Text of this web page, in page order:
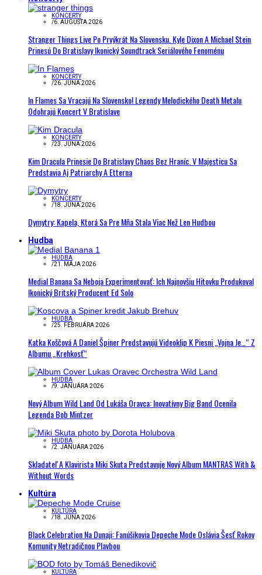
KONCERTY
/6. AUGUSTA 2026
Stranger Things Live Po Prvýkrát Na Slovensku. Kyle Dixon A Michael Stein
Prinesú Do Bratislavy Ikonický Soundtrack Seriálového Fenoménu
KONCERTY
/26. JÚNA 2026
In Flames Sa Vracajú Na Slovensko! Legendy Melodického Death Metalu
Odohrajú Koncert V Bratislave
KONCERTY
/23. JÚNA 2026
Kim Dracula Prinesie Do Bratislavy Chaos Bez Hraníc. V Majesticu Sa
Predstavia Aj Patriarchy A Etterna
KONCERTY
/18. JÚNA 2026
Dymytry: Kapela, Ktorá Sa Pre Mňa Stala Viac Než Len Hudbou
Hudba
HUDBA
/21. MÁJA 2026
Medial Banana Sa Neboja Experimentovať: Ich Najnovšiu Hitovku Produkoval
Ikonický Britský Producent Ed Solo
HUDBA
/25. FEBRUÁRA 2026
Katka Koščová A Daniel Špiner Predstavujú Videoklip K Piesni „Vojna Je…“ Z
Albumu „Krehkosť“
HUDBA
/9. JANUÁRA 2026
Nový Album Wild Land Od Lukáša Oravca: Inovatívny Big Band Ocenila
Legenda Bob Mintzer
HUDBA
/2. JANUÁRA 2026
Skladateľ A Klavirista Miki Skuta Predstavuje Nový Album MANTRAS With &
Without Words
Kultúra
KULTÚRA
/18. JÚNA 2026
Black Celebration Na Dunaji: Fanúšikovia Depeche Mode Oslávia Šesť Rokov
Komunity Netradičnou Plavbou
KULTÚRA